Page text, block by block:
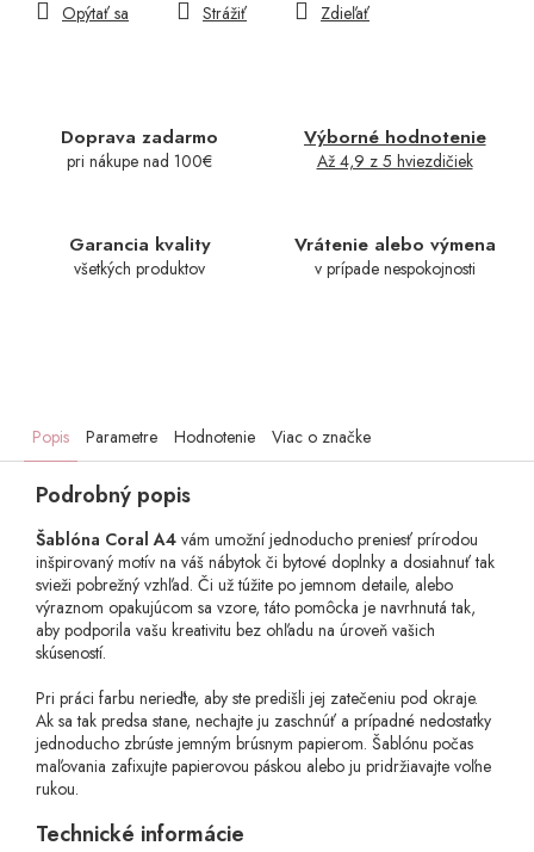
Doprava zadarmo
pri nákupe nad 100€
Výborné hodnotenie
Až 4,9 z 5 hviezdičiek
Garancia kvality
všetkých produktov
Vrátenie alebo výmena
v prípade nespokojnosti
Opýtať sa Strážiť Zdieľať
Popis Parametre Hodnotenie Viac o značke
Podrobný popis
Šablóna Coral A4 vám umožní jednoducho preniesť prírodou
inšpirovaný motív na váš nábytok či bytové doplnky a dosiahnuť tak
svieži pobrežný vzhľad. Či už túžite po jemnom detaile, alebo
výraznom opakujúcom sa vzore, táto pomôcka je navrhnutá tak,
aby podporila vašu kreativitu bez ohľadu na úroveň vašich
skúseností.
Pri práci farbu nerieďte, aby ste predišli jej zatečeniu pod okraje.
Ak sa tak predsa stane, nechajte ju zaschnúť a prípadné nedostatky
jednoducho zbrúste jemným brúsnym papierom. Šablónu počas
maľovania zafixujte papierovou páskou alebo ju pridržiavajte voľne
rukou.
Technické informácie